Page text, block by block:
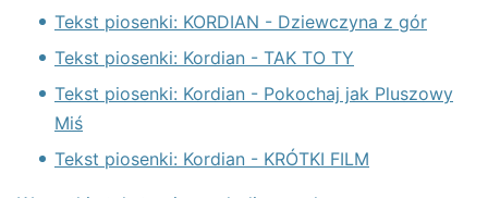
Tekst piosenki: KORDIAN - Dziewczyna z gór
Tekst piosenki: Kordian - TAK TO TY
Tekst piosenki: Kordian - Pokochaj jak Pluszowy
Miś
Tekst piosenki: Kordian - KRÓTKI FILM